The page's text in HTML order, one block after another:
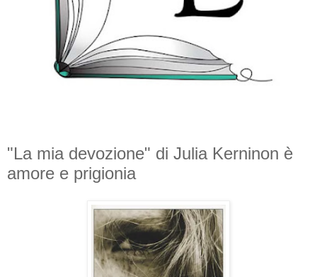
"La mia devozione" di Julia Kerninon è
amore e prigionia